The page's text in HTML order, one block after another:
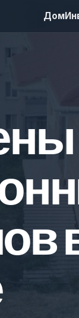
Дом